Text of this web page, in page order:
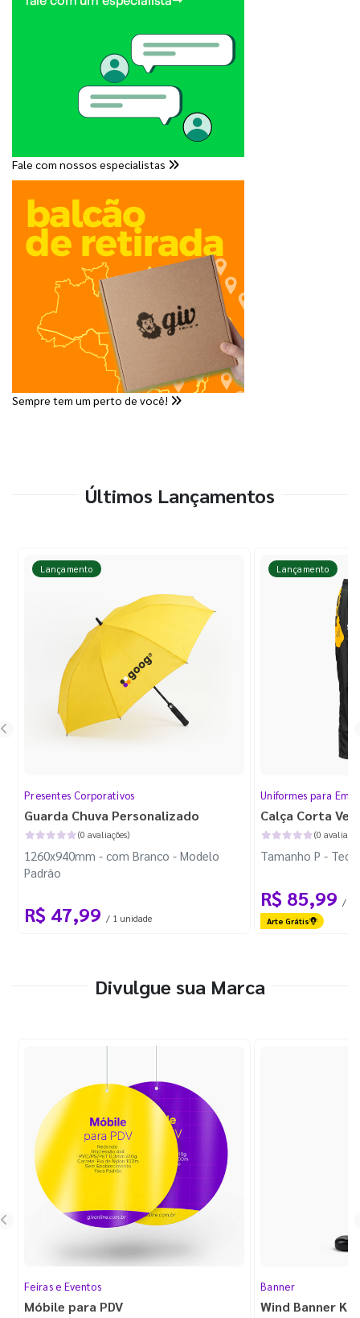
Fale com nossos especialistas
Sempre tem um perto de você!
Últimos Lançamentos
Lançamento
Presentes Corporativos
Guarda Chuva Personalizado
(0 avaliações)
1260x940mm - com Branco - Modelo
Padrão
R$ 47,99 / 1 unidade
Lançamento
Uniformes para
Calça Corta
(0
Tamanho P -
R$ 85,99 / 1
Arte Grátis
Divulgue sua Marca
Feiras e Eventos
Móbile para PDV
Banner
Wind Banner